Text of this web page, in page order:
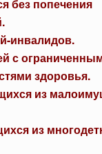
без попечения
инвалидов.
с
здоровья.
из
из